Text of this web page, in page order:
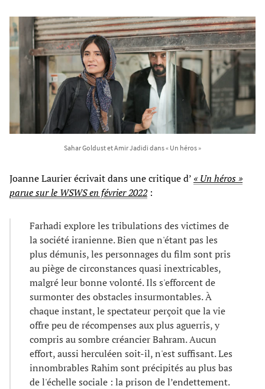
Sahar Goldust et Amir Jadidi dans « Un héros »
Joanne Laurier écrivait dans une critique d’ « Un héros »
parue sur le WSWS en février 2022:
Farhadi explore les tribulations des victimes de
la société iranienne. Bien que n'étant pas les
plus démunis, les personnages du film sont pris
au piège de circonstances quasi inextricables,
malgré leur bonne volonté. Ils s'efforcent de
surmonter des obstacles insurmontables. À
chaque instant, le spectateur perçoit que la vie
offre peu de récompenses aux plus aguerris, y
compris au sombre créancier Bahram. Aucun
effort, aussi herculéen soit-il, n'est suffisant. Les
innombrables Rahim sont précipités au plus bas
de l'échelle sociale : la prison de l’endettement.